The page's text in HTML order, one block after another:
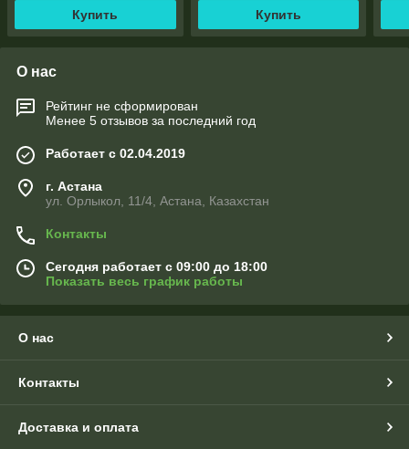
Купить Купить
О нас
Рейтинг не сформирован
Менее 5 отзывов за последний год
Работает с 02.04.2019
г. Астана
ул. Орлыкол, 11/4, Астана, Казахстан
Контакты
Сегодня работает с 09:00 до 18:00
Показать весь график работы
О нас
Контакты
Доставка и оплата